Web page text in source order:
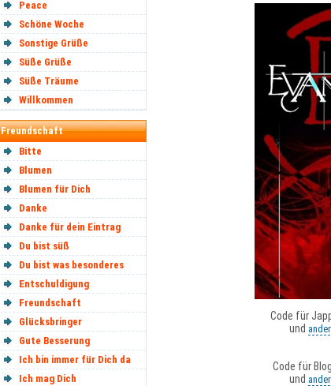
Peace
Schöne Woche
Sonstige Grüße
Süße Grüße
Süße Träume
Willkommen
Freundschaft
Bitte
Blumen
Blumen für Dich
Danke
Danke für dein Eintrag
Du bist süß
Du bist was besonderes
Entschuldigung
Freundschaft
Glücksbringer
Gute Besserung
Ich bin immer für Dich da
Ich mag Dich
Code für
und
Code für
und